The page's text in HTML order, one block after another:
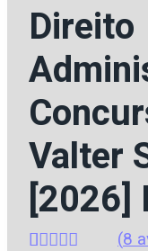
Direito
Valter
[2026]
(8